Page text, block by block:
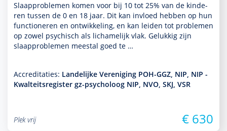
Slaappro­ble­men komen voor bij 10 tot 25% van de kin­de­
ren tussen de 0 en 18 jaar. Dit kan invloed hebben op hun
functio­neren en ont­wikke­ling, en kan leiden tot pro­ble­men
op zowel psychisch als lichamelijk vlak. Gelukkig zijn
slaappro­ble­men meestal goed te …
Accreditaties: Landelijke Vereniging POH-GGZ, NIP, NIP -
Kwalteitsregister gz-psycholoog NIP, NVO, SKJ, VSR
Plek vrij € 630